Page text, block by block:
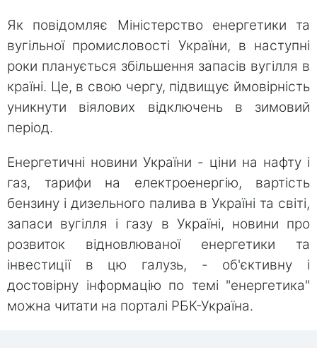
Як повідомляє Міністерство енергетики та
вугільної промисловості України, в наступні
роки планується збільшення запасів вугілля в
країні. Це, в свою чергу, підвищує ймовірність
уникнути віялових відключень в зимовий
період.
Енергетичні новини України - ціни на нафту і
газ, тарифи на електроенергію, вартість
бензину і дизельного палива в Україні та світі,
запаси вугілля і газу в Україні, новини про
розвиток відновлюваної енергетики та
інвестиції в цю галузь, - об'єктивну і
достовірну інформацію по темі "енергетика"
можна читати на порталі РБК-Україна.